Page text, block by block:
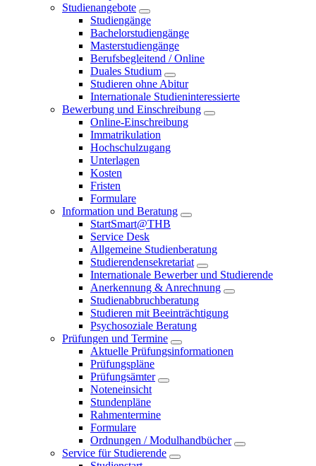
Studienangebote
Studiengänge
Bachelorstudiengänge
Masterstudiengänge
Berufsbegleitend / Online
Duales Studium
Studieren ohne Abitur
Internationale Studieninteressierte
Bewerbung und Einschreibung
Online-Einschreibung
Immatrikulation
Hochschulzugang
Unterlagen
Kosten
Fristen
Formulare
Information und Beratung
StartSmart@THB
Service Desk
Allgemeine Studienberatung
Studierendensekretariat
Internationale Bewerber und Studierende
Anerkennung & Anrechnung
Studienabbruchberatung
Studieren mit Beeinträchtigung
Psychosoziale Beratung
Prüfungen und Termine
Aktuelle Prüfungsinformationen
Prüfungspläne
Prüfungsämter
Noteneinsicht
Stundenpläne
Rahmentermine
Formulare
Ordnungen / Modulhandbücher
Service für Studierende